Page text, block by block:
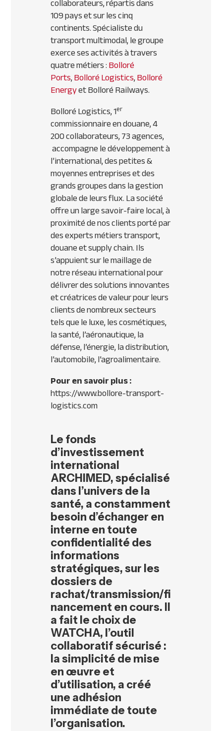
109 pays et sur les cinq
continents. Spécialiste du
transport multimodal, le groupe
exerce ses activités à travers
quatre métiers :Bolloré
Ports,Bolloré Logistics,Bolloré
Energyet Bolloré Railways.
Bolloré Logistics, 1er
commissionnaire en douane, 4
200 collaborateurs, 73 agences,
accompagne le développement à
l’international, des petites &
moyennes entreprises et des
grands groupes dans la gestion
globale de leurs flux. La société
offre un large savoir-faire local, à
proximité de nos clients porté par
des experts métiers transport,
douane et supply chain. Ils
s’appuient sur le maillage de
notre réseau international pour
délivrer des solutions innovantes
et créatrices de valeur pour leurs
clients de nombreux secteurs
tels que le luxe, les cosmétiques,
la santé, l’aéronautique, la
défense, l’énergie, la distribution,
l’automobile, l’agroalimentaire.
Pour en savoir plus :
https://www.bollore-transport-
logistics.com
Le fonds
d’investissement
international
ARCHIMED, spécialisé
dans l’univers de la
santé, a constamment
besoin d’échanger en
interne en toute
confidentialité des
informations
stratégiques, sur les
dossiers de
rachat/transmission/fi
nancement en cours. Il
a fait le choix de
WATCHA, l’outil
collaboratif sécurisé :
la simplicité de mise
en œuvre et
d’utilisation, a créé
une adhésion
immédiate de toute
l’organisation.